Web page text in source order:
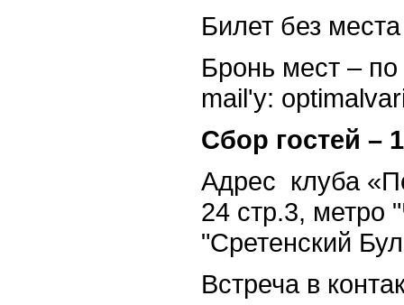
Билет без
Бронь мест –
mail'y:
Сбор гостей –
Адрес клуба
24 стр.3, метро
"Сретенский
Встреча в